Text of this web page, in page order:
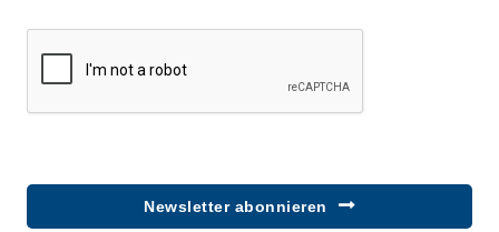
Newsletter abonnieren